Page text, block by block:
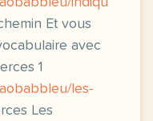
Et vous
avec
1
les-
Les